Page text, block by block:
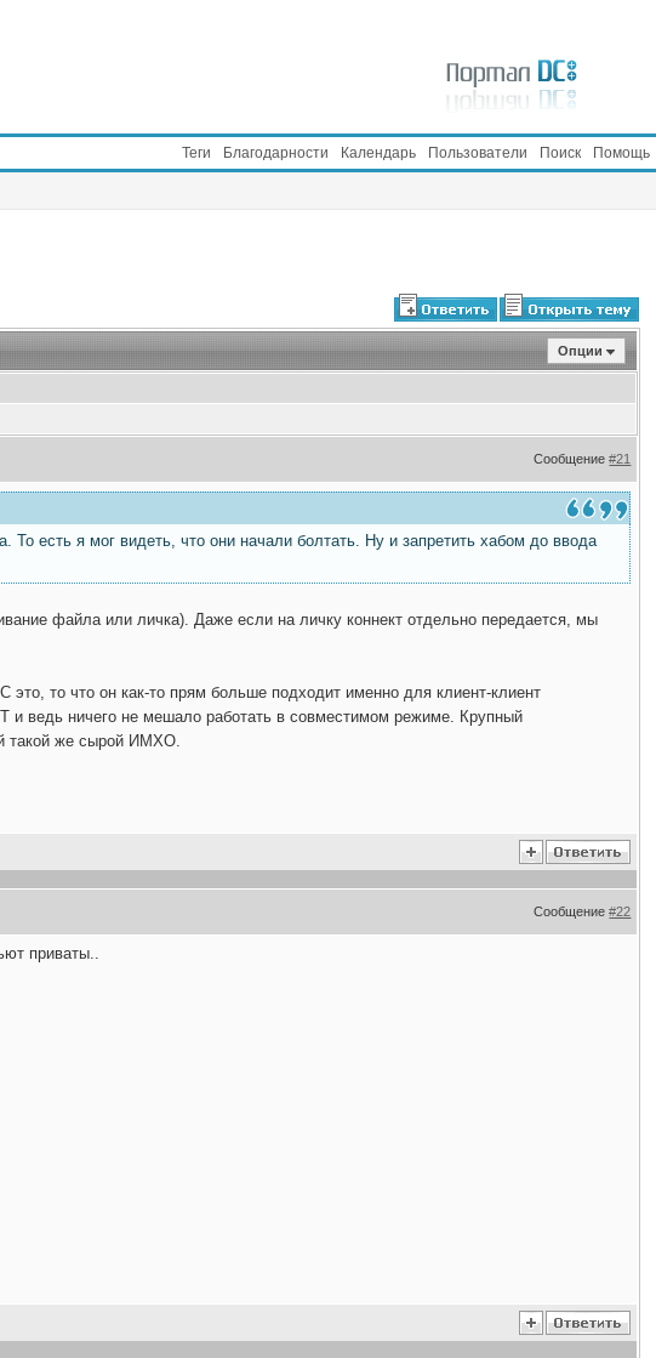
Помощь
Поиск
Пользователи
Календарь
Благодарности
Теги
Опции
Сообщение#21
есть я мог видеть, что они начали болтать. Ну и запретить хабом до ввода
файла или личка). Даже если на личку коннект отдельно передается, мы
то что он как-то прям больше подходит именно для клиент-клиент
и ведь ничего не мешало работать в совместимом режиме. Крупный
такой же сырой ИМХО.
Сообщение#22
приваты..